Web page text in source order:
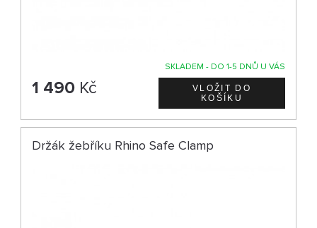
SKLADEM - DO 1-5 DNŮ U VÁS
1 490 Kč
Držák žebříku Rhino Safe Clamp